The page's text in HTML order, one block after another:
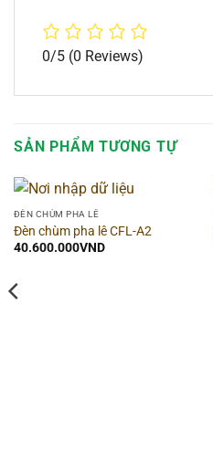
0/5 (0 Reviews)
SẢN PHẨM TƯƠNG TỰ
ĐÈN CHÙM PHA LÊ
Đèn chùm pha lê CFL-A2
40.600.000VND